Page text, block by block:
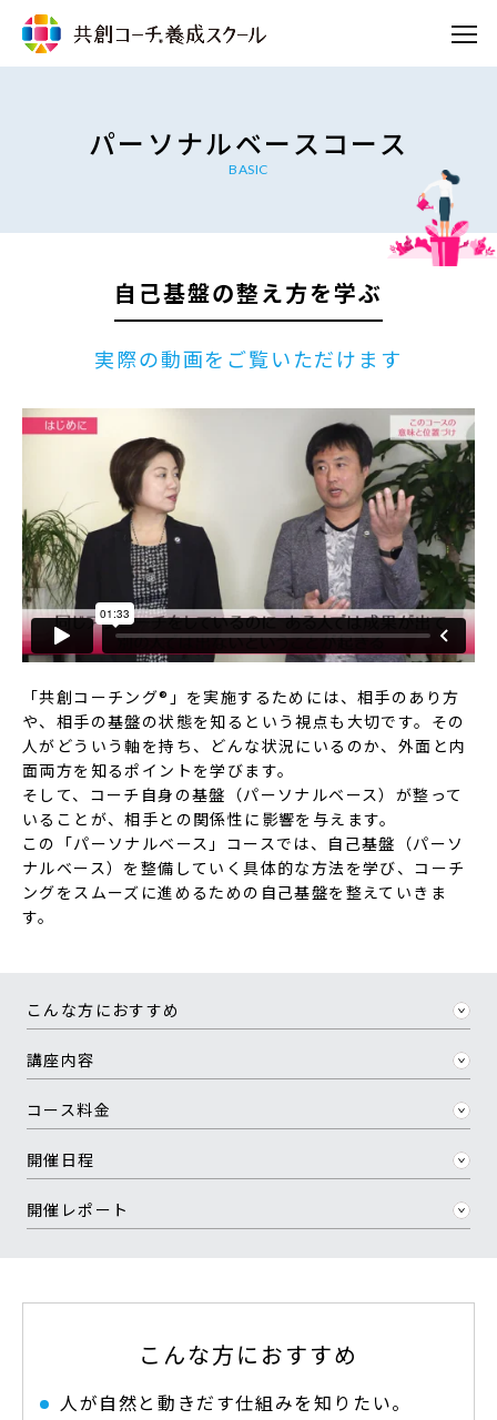
パーソナルベースコース
BASIC
自己基盤の整え方を学ぶ
実際の動画をご覧いただけます
「共創コーチング® 」を実施するためには、相手のあり方
や、相手の基盤の状態を知るという視点も大切です。その
人がどういう軸を持ち、どんな状況にいるのか、外面と内
面両方を知るポイントを学びます。
そして、コーチ自身の基盤（パーソナルベース）が整って
いることが、相手との関係性に影響を与えます。
この「パーソナルベース」コースでは、自己基盤（パーソ
ナルベース）を整備していく具体的な方法を学び、コーチ
ングをスムーズに進めるための自己基盤を整えていきま
す。
こんな方におすすめ
講座内容
コース料金
開催日程
開催レポート
こんな方におすすめ
人が自然と動きだす仕組みを知りたい。